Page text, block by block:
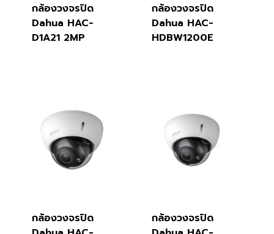
กล้องวงจรปิด
Dahua HAC-
D1A21 2MP
กล้องวงจรปิด
Dahua HAC-
HDBW1200E
กล้องวงจรปิด
กล้องวงจรปิด